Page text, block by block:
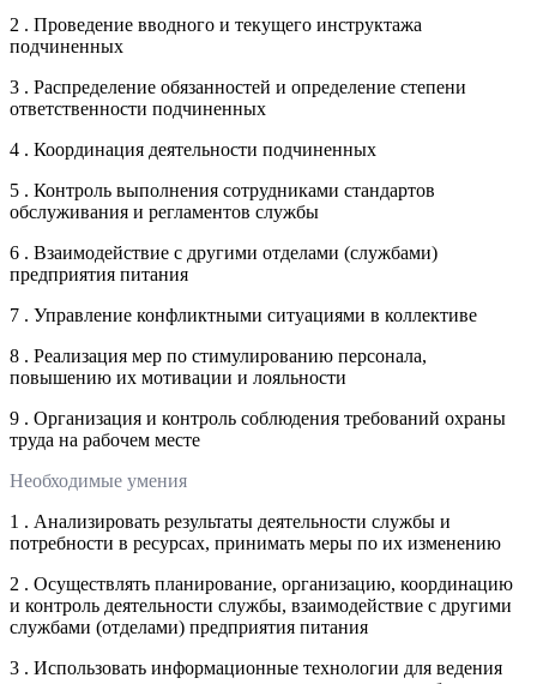
2 . Проведение вводного и текущего инструктажа
подчиненных
3 . Распределение обязанностей и определение степени
ответственности подчиненных
4 . Координация деятельности подчиненных
5 . Контроль выполнения сотрудниками стандартов
обслуживания и регламентов службы
6 . Взаимодействие с другими отделами (службами)
предприятия питания
7 . Управление конфликтными ситуациями в коллективе
8 . Реализация мер по стимулированию персонала,
повышению их мотивации и лояльности
9 . Организация и контроль соблюдения требований охраны
труда на рабочем месте
Необходимые умения
1 . Анализировать результаты деятельности службы и
потребности в ресурсах, принимать меры по их изменению
2 . Осуществлять планирование, организацию, координацию
и контроль деятельности службы, взаимодействие с другими
службами (отделами) предприятия питания
3 . Использовать информационные технологии для ведения